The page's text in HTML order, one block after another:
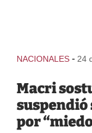
NACIONALES - 24
Macri
suspendió
por